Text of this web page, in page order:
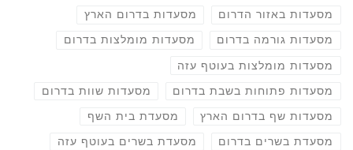
מסעדות באזור הדרום מסעדות בדרום הארץ
מסעדות גורמה בדרום מסעדות מומלצות בדרום
מסעדות מומלצות בעוטף עזה
מסעדות פתוחות בשבת בדרום מסעדות שוות בדרום
מסעדות שף בדרום הארץ מסעדת בית השף
מסעדת בשרים בדרום מסעדת בשרים בעוטף עזה